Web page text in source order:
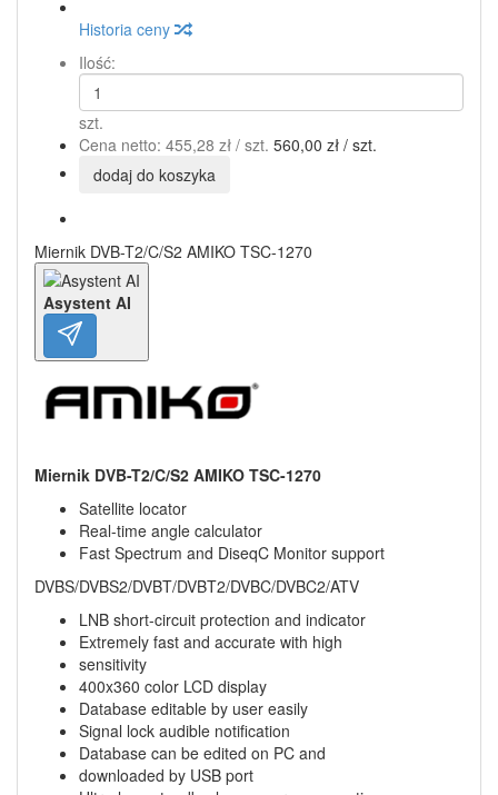
Historia ceny
Ilość:
szt.
Cena netto: 455,28 zł / szt. 560,00 zł / szt.
dodaj do koszyka
Miernik DVB-T2/C/S2 AMIKO TSC-1270
Asystent AI
Miernik DVB-T2/C/S2 AMIKO TSC-1270
Satellite locator
Real-time angle calculator
Fast Spectrum and DiseqC Monitor support
DVBS/DVBS2/DVBT/DVBT2/DVBC/DVBC2/ATV
LNB short-circuit protection and indicator
Extremely fast and accurate with high
sensitivity
400x360 color LCD display
Database editable by user easily
Signal lock audible notification
Database can be edited on PC and
downloaded by USB port